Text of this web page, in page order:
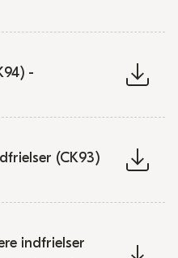
-
(CK93)
indfrielser